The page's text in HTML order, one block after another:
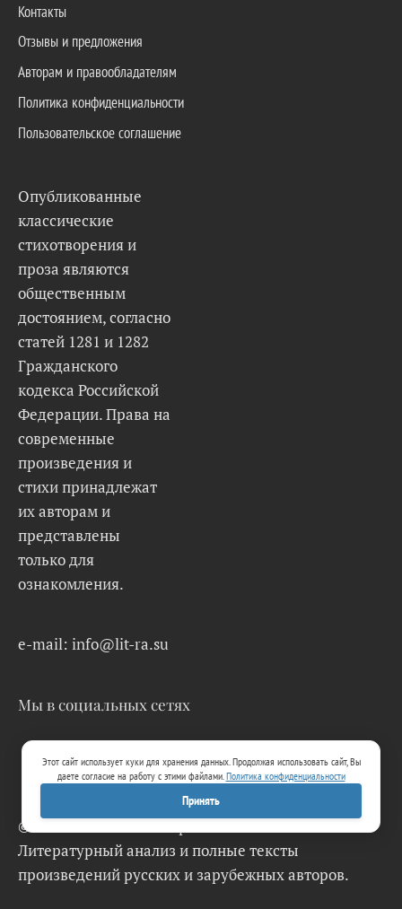
Контакты
Отзывы и предложения
Авторам и правообладателям
Политика конфиденциальности
Пользовательское соглашение
Опубликованные
классические
стихотворения и
проза являются
общественным
достоянием, согласно
статей 1281 и 1282
Гражданского
кодекса Российской
Федерации. Права на
современные
произведения и
стихи принадлежат
их авторам и
представлены
только для
ознакомления.
e-mail: info@lit-ra.su
Мы в социальных сетях
© 2026 Lit-Ra.su. Электронная библиотека.
Литературный анализ и полные тексты
произведений русских и зарубежных авторов.
Этот сайт использует куки для хранения данных. Продолжая использовать сайт, Вы
даете согласие на работу с этими файлами.Политика конфиденциальности
Принять